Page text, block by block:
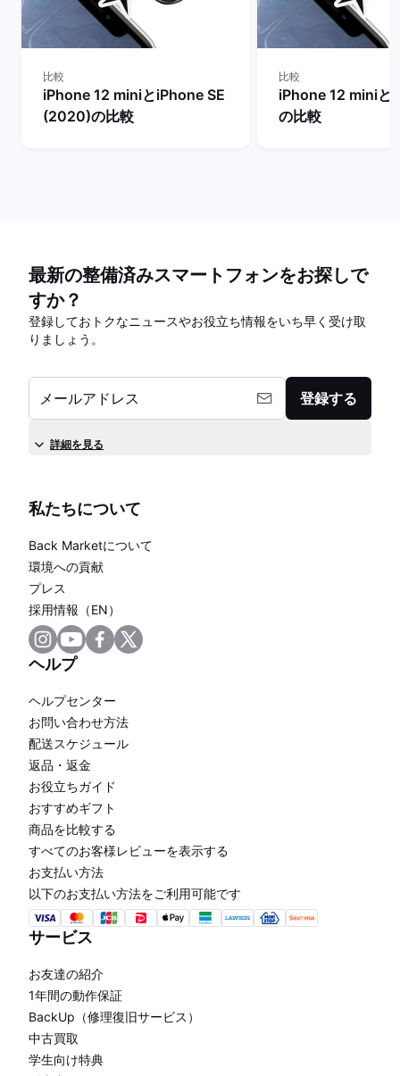
比較
iPhone 12 miniとiPhone SE
(2020)の比較
比較
iPhone 12 miniと
の比較
最新の整備済みスマートフォンをお探しで
すか？
登録しておトクなニュースやお役立ち情報をいち早く受け取
りましょう。
メールアドレス 登録する
詳細を見る
私たちについて
Back Marketについて
環境への貢献
プレス
採用情報（EN）
ヘルプ
ヘルプセンター
お問い合わせ方法
配送スケジュール
返品・返金
お役立ちガイド
おすすめギフト
商品を比較する
すべてのお客様レビューを表示する
お支払い方法
以下のお支払い方法をご利用可能です
サービス
お友達の紹介
1年間の動作保証
BackUp（修理復旧サービス）
中古買取
学生向け特典